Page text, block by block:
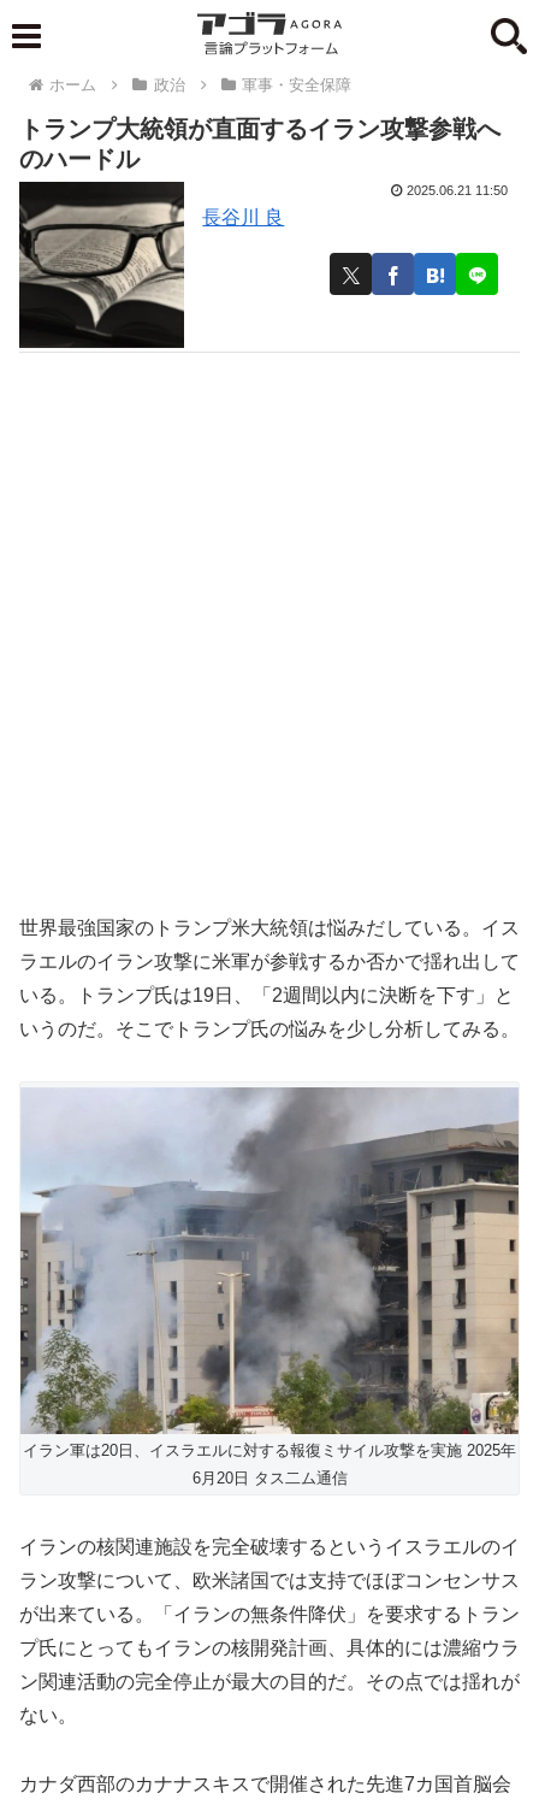
ホーム 政治 軍事・安全保障
トランプ大統領が直面するイラン攻撃参戦へ
のハードル
長谷川 良
2025.06.21 11:50
世界最強国家のトランプ米大統領は悩みだしている。イス
ラエルのイラン攻撃に米軍が参戦するか否かで揺れ出して
いる。トランプ氏は19日、「2週間以内に決断を下す」と
いうのだ。そこでトランプ氏の悩みを少し分析してみる。
イラン軍は20日、イスラエルに対する報復ミサイル攻撃を実施 2025年
6月20日 タス二ム通信
イランの核関連施設を完全破壊するというイスラエルのイ
ラン攻撃について、欧米諸国では支持でほぼコンセンサス
が出来ている。「イランの無条件降伏」を要求するトラン
プ氏にとってもイランの核開発計画、具体的には濃縮ウラ
ン関連活動の完全停止が最大の目的だ。その点では揺れが
ない。
カナダ西部のカナナスキスで開催された先進7カ国首脳会